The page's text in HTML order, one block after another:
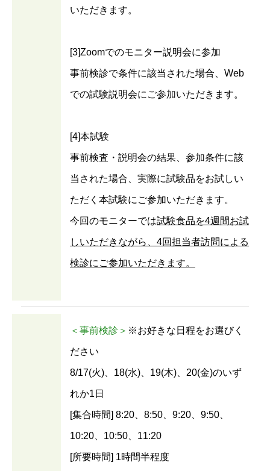
いただきます。
[3]Zoomでのモニター説明会に参加
事前検診で条件に該当された場合、Web
での試験説明会にご参加いただきます。
[4]本試験
事前検査・説明会の結果、参加条件に該
当された場合、実際に試験品をお試しい
ただく本試験にご参加いただきます。
今回のモニターでは試験食品を4週間お試
しいただきながら、4回担当者訪問による
検診にご参加いただきます。
＜事前検診＞ ※お好きな日程をお選びく
ださい
8/17(火)、18(水)、19(木)、20(金)のいず
れか1日
[集合時間] 8:20、8:50、9:20、9:50、
10:20、10:50、11:20
[所要時間] 1時間半程度